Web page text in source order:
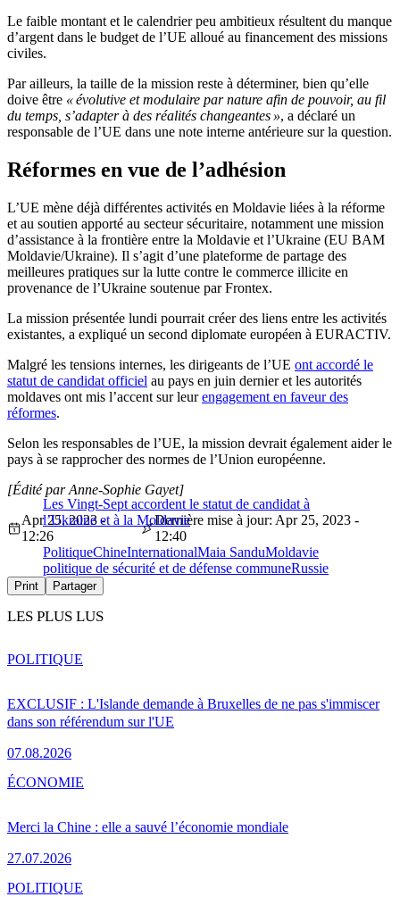
Le faible montant et le calendrier peu ambitieux résultent du manque
d’argent dans le budget de l’UE alloué au financement des missions
civiles.
Par ailleurs, la taille de la mission reste à déterminer, bien qu’elle
doive être « évolutive et modulaire par nature afin de pouvoir, au fil
du temps, s’adapter à des réalités changeantes », a déclaré un
responsable de l’UE dans une note interne antérieure sur la question.
Réformes en vue de l’adhésion
L’UE mène déjà différentes activités en Moldavie liées à la réforme
et au soutien apporté au secteur sécuritaire, notamment une mission
d’assistance à la frontière entre la Moldavie et l’Ukraine (EU BAM
Moldavie/Ukraine). Il s’agit d’une plateforme de partage des
meilleures pratiques sur la lutte contre le commerce illicite en
provenance de l’Ukraine soutenue par Frontex.
La mission présentée lundi pourrait créer des liens entre les activités
existantes, a expliqué un second diplomate européen à EURACTIV.
Malgré les tensions internes, les dirigeants de l’UE ont accordé le
statut de candidat officiel au pays en juin dernier et les autorités
moldaves ont mis l’accent sur leurengagement en faveur des
réformes.
Selon les responsables de l’UE, la mission devrait également aider le
pays à se rapprocher des normes de l’Union européenne.
Les Vingt-Sept accordent le statut de candidat à
l’Ukraine et à la Moldavie
[Édité par Anne-Sophie Gayet]
Apr 25, 2023 -
12:26
Dernière mise à jour: Apr 25, 2023 -
12:40
PolitiqueChineInternationalMaia SanduMoldavie
politique de sécurité et de défense communeRussie
Print Partager
LES PLUS LUS
EXCLUSIF : L'Islande demande à Bruxelles de ne pas s'immiscer
dans son référendum sur l'UE
07.08.2026
POLITIQUE
Merci la Chine : elle a sauvé l’économie mondiale
27.07.2026
ÉCONOMIE
POLITIQUE